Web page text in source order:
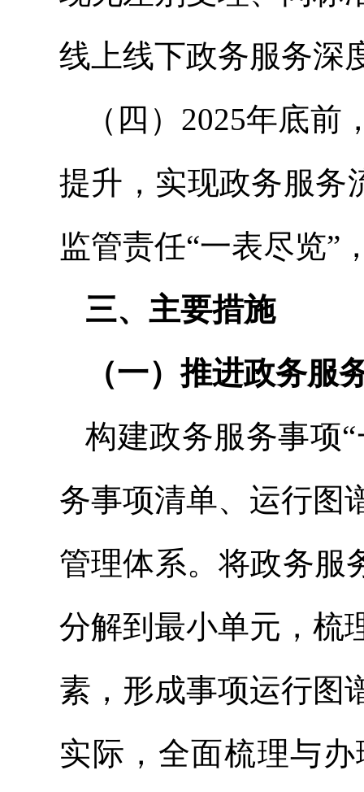
线上线下政务服务深
（四）2025年底
提升，实现政务服务
监管责任“一表尽览”
三、主要措施
（一）推进政务服
构建政务服务事项
务事项清单、运行图
管理体系。将政务服
分解到最小单元，梳
素，形成事项运行图
实际，全面梳理与